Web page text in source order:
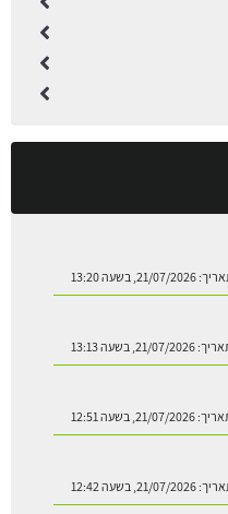
21/07/2026, בשעה 13:20
21/07/2026, בשעה 13:13
21/07/2026, בשעה 12:51
21/07/2026, בשעה 12:42